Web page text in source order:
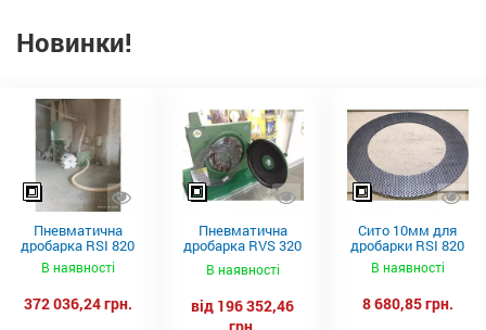
Новинки!
Пневматична
дробарка RSI 820
В наявності
372 036,24 грн.
Пневматична
дробарка RVS 320
Neuero
В наявності
від 196 352,46
Сито 10мм для
дробарки RSI 820
В наявності
8 680,85 грн.